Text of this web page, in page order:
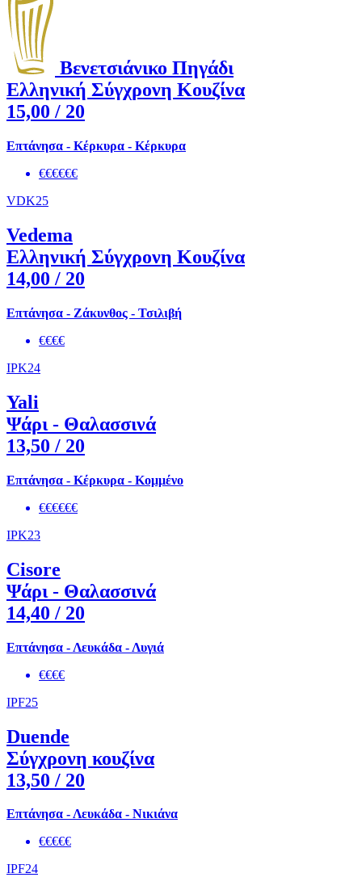
Βενετσιάνικο Πηγάδι
Ελληνική Σύγχρονη Κουζίνα
15,00 / 20
Επτάνησα - Κέρκυρα - Κέρκυρα
€€€€€€
VDK25
Vedema
Ελληνική Σύγχρονη Κουζίνα
14,00 / 20
Επτάνησα - Ζάκυνθος - Τσιλιβή
€€€€
IPK24
Yali
Ψάρι - Θαλασσινά
13,50 / 20
Επτάνησα - Κέρκυρα - Κομμένο
€€€€€€
IPK23
Cisore
Ψάρι - Θαλασσινά
14,40 / 20
Επτάνησα - Λευκάδα - Λυγιά
€€€€
IPF25
Duende
Σύγχρονη κουζίνα
13,50 / 20
Επτάνησα - Λευκάδα - Νικιάνα
€€€€€
IPF24